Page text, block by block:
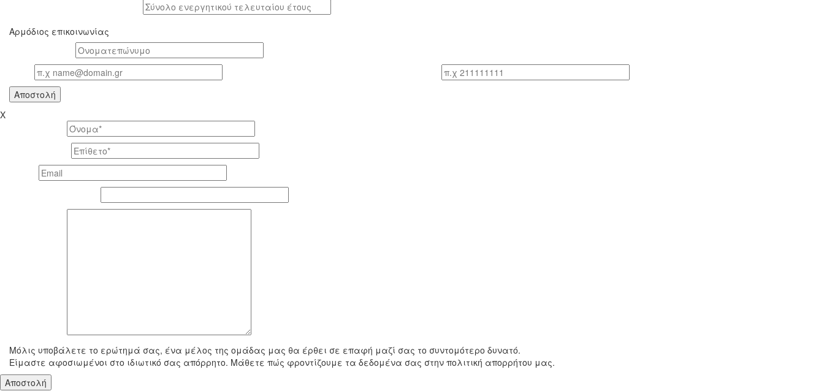
Αρμόδιος επικοινωνίας
X
Μόλις υποβάλετε το ερώτημά σας, ένα μέλος της ομάδας μας θα έρθει σε επαφή μαζί σας το συντομότερο δυνατό.
Είμαστε αφοσιωμένοι στο ιδιωτικό σας απόρρητο. Μάθετε πώς φροντίζουμε τα δεδομένα σας στην πολιτική απορρήτου μας.